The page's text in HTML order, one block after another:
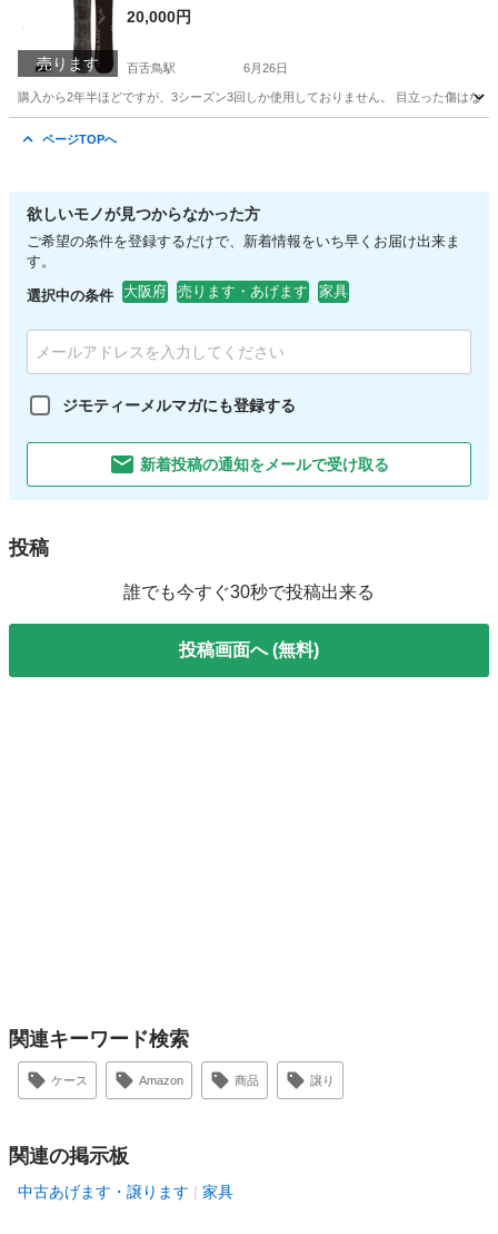
売ります
20,000円
百舌鳥駅 6月26日
購入から2年半ほどですが、3シーズン3回しか使用しておりません。 目立った傷はな
ページTOPへ
欲しいモノが見つからなかった方
ご希望の条件を登録するだけで、新着情報をいち早くお届け出来ま
す。
選択中の条件 大阪府 売ります・あげます 家具
ジモティーメルマガにも登録する
新着投稿の通知をメールで受け取る
投稿
誰でも今すぐ30秒で投稿出来る
投稿画面へ (無料)
関連キーワード検索
ケース Amazon 商品 譲り
関連の掲示板
中古あげます・譲ります 家具